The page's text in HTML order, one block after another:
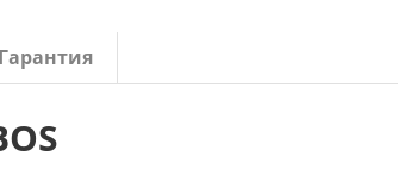
Гарантия